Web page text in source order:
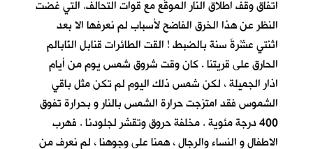
اتفاق وقف اطلاق النار الموقَّع مع قوات التحالف. التي غضت
النظر عن هذا الخرق الفاضح لأسباب لم نعرفها الا بعد
اثنتي عشْرةَ سنة بالضبط ! القت الطائرات قنابل النّابالم
الحارق على قريتنا . كان وقت شروق شمس يوم من أيام
اذار الجميلة ، لكن شمس ذلك اليوم لم تكن مثل باقي
الشموس فقد امتزجت حرارة الشمس بالنار و بحرارة تفوق
400 درجة مئوية . مخلفة حروق وتقشر لجلودنا . فهرب
الاطفال و النساء والرجال ، همنا على وجوهنا ، لم نعرف من